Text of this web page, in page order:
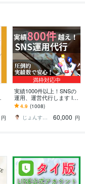
円
満枠対応中
実績1000件以上！SNSの
運用、運営代行します Ins
tagram,Twitter,TikTok等運
用です
4.9 (1008)
じょんすみす＠SNSマーケター
60,000 円